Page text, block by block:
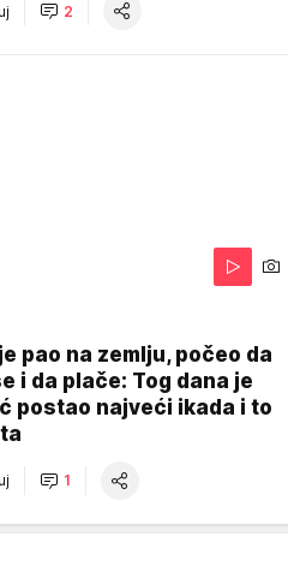
2
pao na zemlju, počeo da
i da plače: Tog dana je
postao najveći ikada i to
1